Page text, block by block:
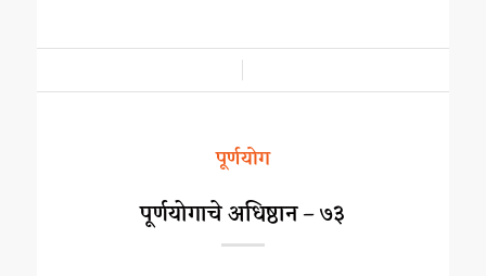
पूर्णयोग
पूर्णयोगाचे अधिष्ठान – ७३